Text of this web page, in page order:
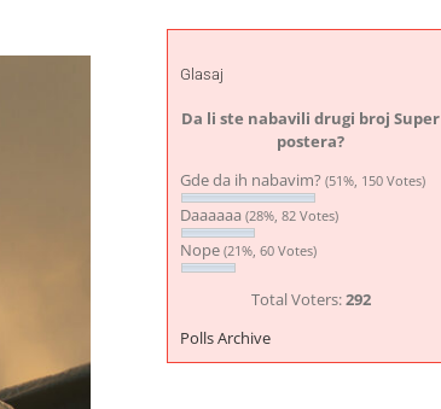
Glasaj
Da li ste nabavili drugi broj Super
postera?
Gde da ih nabavim? (51%, 150 Votes)
Daaaaaa (28%, 82 Votes)
Nope (21%, 60 Votes)
Total Voters:292
Polls Archive